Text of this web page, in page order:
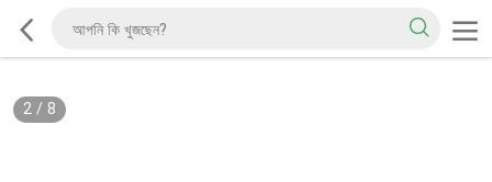
2/ 8